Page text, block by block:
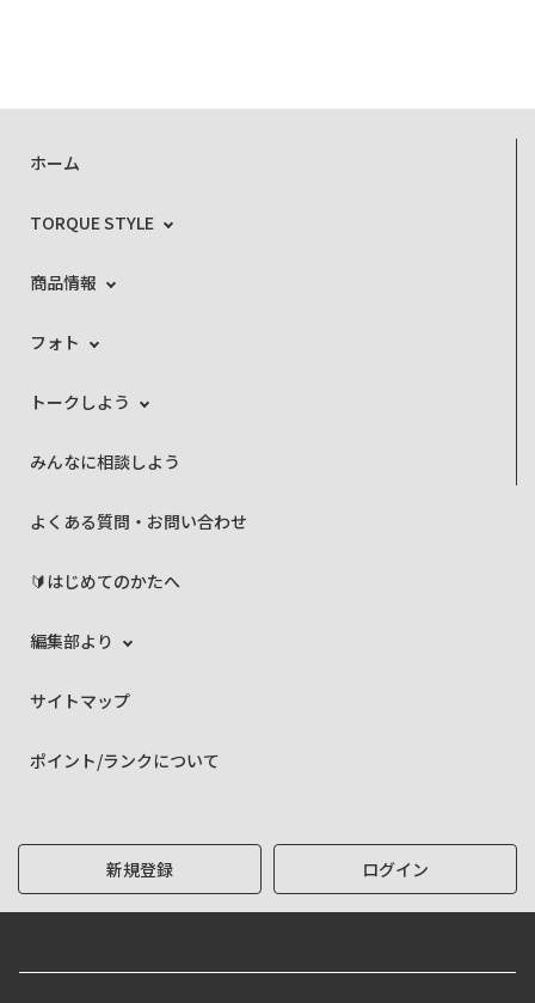
ホーム
TORQUE STYLE
商品情報
フォト
トークしよう
みんなに相談しよう
よくある質問・お問い合わせ
🔰はじめてのかたへ
編集部より
サイトマップ
ポイント/ランクについて
新規登録 ログイン